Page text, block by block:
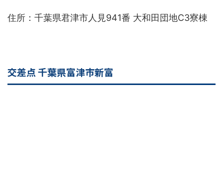
住所：千葉県君津市人見941番 大和田団地C3寮棟
交差点 千葉県富津市新富